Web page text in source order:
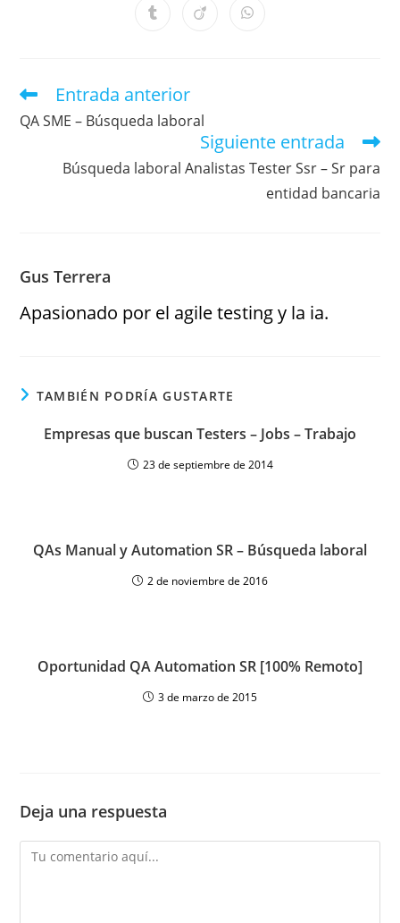
Entrada anterior
QA SME – Búsqueda laboral
Siguiente entrada
Búsqueda laboral Analistas Tester Ssr – Sr para
entidad bancaria
Gus Terrera
Apasionado por el agile testing y la ia.
TAMBIÉN PODRÍA GUSTARTE
Empresas que buscan Testers – Jobs – Trabajo
23 de septiembre de 2014
QAs Manual y Automation SR – Búsqueda laboral
2 de noviembre de 2016
Oportunidad QA Automation SR [100% Remoto]
3 de marzo de 2015
Deja una respuesta